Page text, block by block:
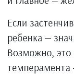
Если
ребенка —
Возможно, это
темперамента